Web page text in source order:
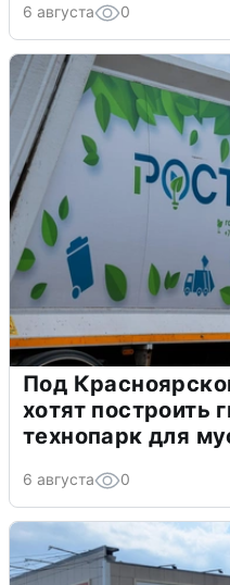
6 августа 0
Под
хотят построить
технопарк для
6 августа 0